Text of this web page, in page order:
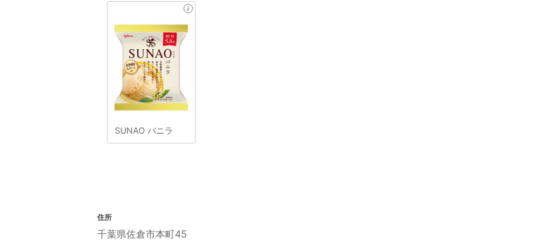
SUNAO バニラ
住所
千葉県佐倉市本町45